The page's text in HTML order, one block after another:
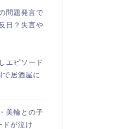
問題発言で
日？失言や
エピソード
居酒屋に
美輪との子
ドが泣け